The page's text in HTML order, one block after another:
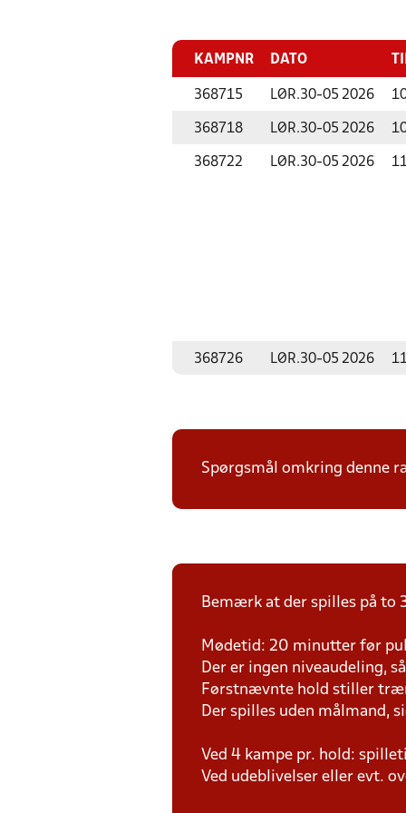
KAMPNR DATO
368715 LØR.30-05 2026
368718 LØR.30-05 2026
368722 LØR.30-05 2026
368726 LØR.30-05 2026
Spørgsmål omkring denne
Bemærk at der spilles på to
Mødetid: 20 minutter før
Der er ingen niveaudeling,
Førstnævnte hold stiller
Der spilles uden målmand,
Ved 4 kampe pr. hold:
Ved udeblivelser eller evt.